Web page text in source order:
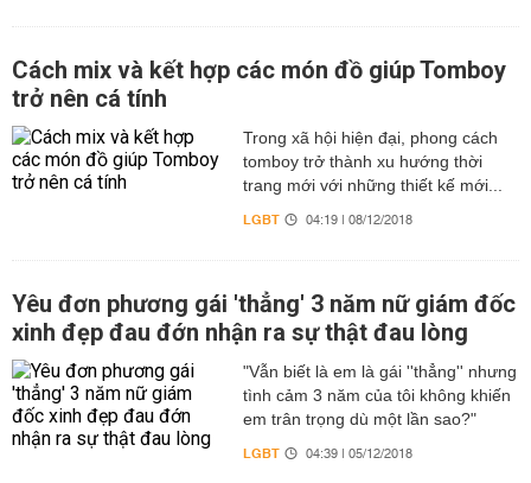
Cách mix và kết hợp các món đồ giúp Tomboy
trở nên cá tính
Trong xã hội hiện đại, phong cách
tomboy trở thành xu hướng thời
trang mới với những thiết kế mới...
LGBT 04:19 | 08/12/2018
Yêu đơn phương gái 'thẳng' 3 năm nữ giám đốc
xinh đẹp đau đớn nhận ra sự thật đau lòng
"Vẫn biết là em là gái ''thẳng'' nhưng
tình cảm 3 năm của tôi không khiến
em trân trọng dù một lần sao?"
LGBT 04:39 | 05/12/2018